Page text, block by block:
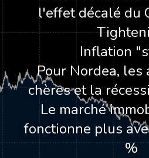
l'effet décalé du
Inflation
Pour Nordea, les
chères et la
Le marché
fonctionne plus
%